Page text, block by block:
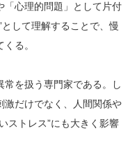
「心理的問題」として片付
して理解することで、慢
る。
を扱う専門家である。し
激だけでなく、人間関係や
ストレス”にも大きく影響